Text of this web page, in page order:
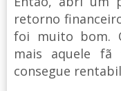
retorno
foi muito bom.
mais aquele fã
consegue